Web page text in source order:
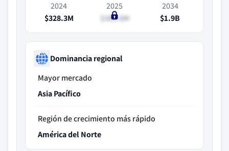
2024
$328.3M
2025
$389.6M
2034
$1.9B
Dominancia regional
Mayor mercado
Asia Pacífico
Región de crecimiento más rápido
América del Norte